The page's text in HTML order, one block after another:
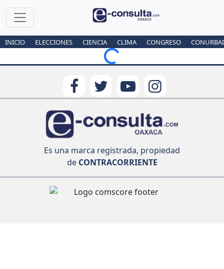
INICIO ELECCIONES CIENCIA CLIMA CONGRESO
Loading...
Es una marca registrada, propiedad
deCONTRACORRIENTE